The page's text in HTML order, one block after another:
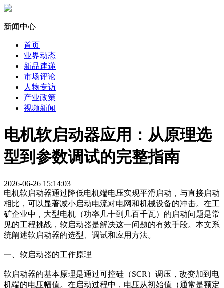
新闻中心
首页
业界动态
新品速递
市场评论
人物专访
产业政策
视频新闻
电机软启动器应用：从原理选
型到参数调试的完整指南
2026-06-26 15:14:03
电机软启动器通过降低电机端电压实现平滑启动，与直接启动
相比，可以显著减小启动电流对电网和机械设备的冲击。在工
矿企业中，大型电机（功率几十到几百千瓦）的启动问题是常
见的工程挑战，软启动器是解决这一问题的有效手段。本文系
统阐述软启动器的选型、调试和应用方法。
一、软启动器的工作原理
软启动器的基本原理是通过可控硅（SCR）调压，改变加到电
机端的电压幅值。在启动过程中，电压从初始值（通常是额定